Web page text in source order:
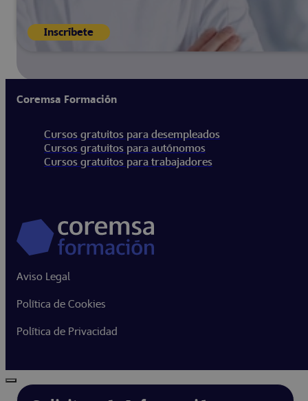
Inscríbete
Coremsa Formación
Cursos gratuitos para desempleados
Cursos gratuitos para autónomos
Cursos gratuitos para trabajadores
Aviso Legal
Política de Cookies
Política de Privacidad